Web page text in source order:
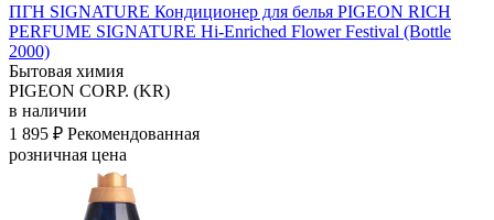
ПГН SIGNATURE Кондиционер для белья PIGEON RICH
PERFUME SIGNATURE Hi-Enriched Flower Festival (Bottle
2000)
Бытовая химия
PIGEON CORP. (KR)
в наличии
1 895 ₽ Рекомендованная
розничная цена